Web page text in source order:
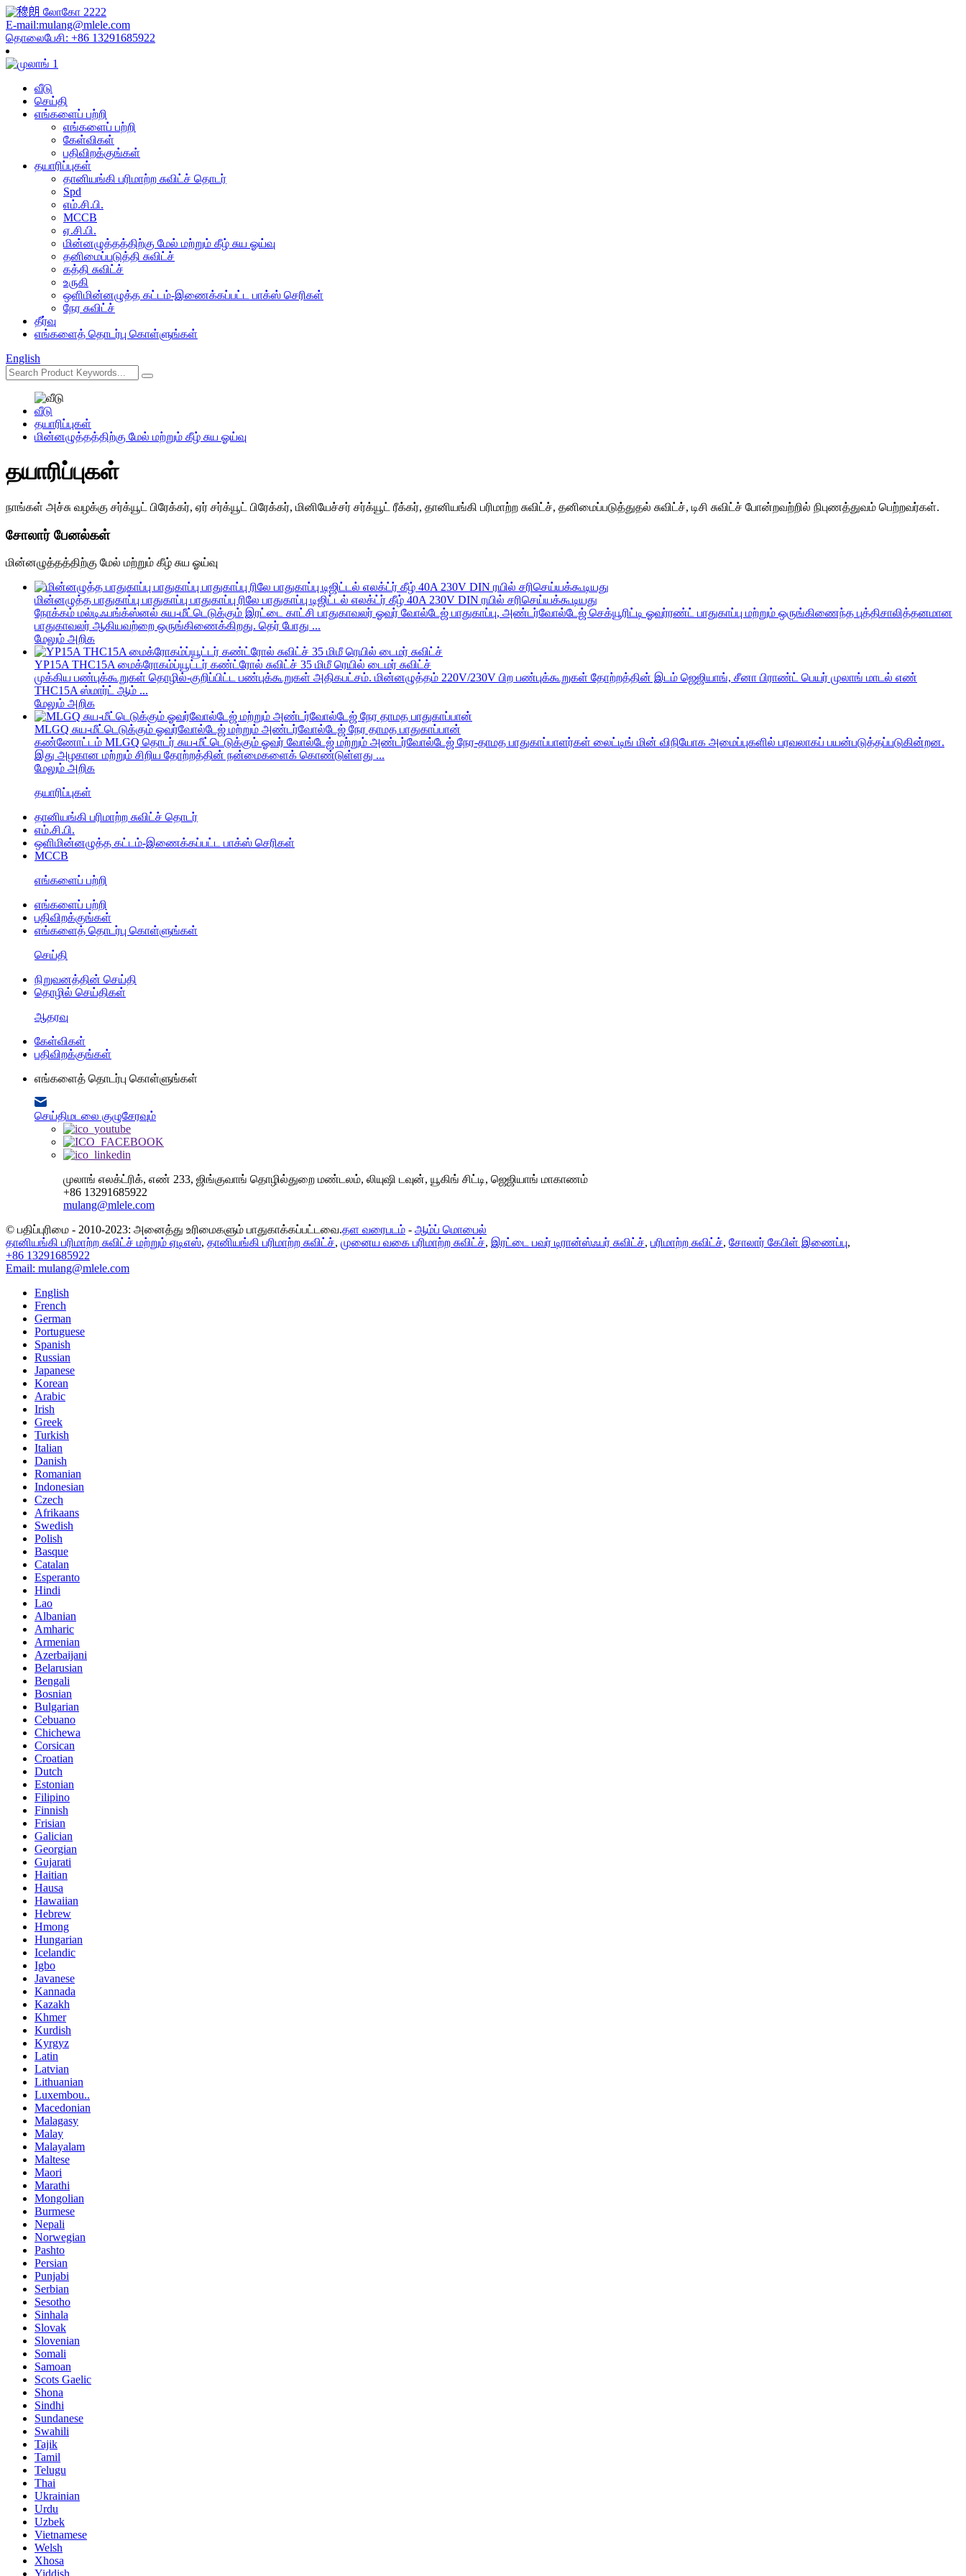
E-mail:mulang@mlele.com
தொலைபேசி: +86 13291685922
வீடு
செய்தி
எங்களைப் பற்றி
எங்களைப் பற்றி
கேள்விகள்
பதிவிறக்குங்கள்
தயாரிப்புகள்
தானியங்கி பரிமாற்ற சுவிட்ச் தொடர்
Spd
எம்.சி.பி.
MCCB
ஏ.சி.பி.
மின்னழுத்தத்திற்கு மேல் மற்றும் கீழ் சுய ஓய்வு
தனிமைப்படுத்தி சுவிட்ச்
கத்தி சுவிட்ச்
உருகி
ஒளிமின்னழுத்த கட்டம்-இணைக்கப்பட்ட பாக்ஸ் செரிகள்
நேர சுவிட்ச்
தீர்வு
எங்களைத் தொடர்பு கொள்ளுங்கள்
English
வீடு
தயாரிப்புகள்
மின்னழுத்தத்திற்கு மேல் மற்றும் கீழ் சுய ஓய்வு
தயாரிப்புகள்
நாங்கள் அச்சு வழக்கு சர்க்யூட் பிரேக்கர், ஏர் சர்க்யூட் பிரேக்கர், மினியேச்சர் சர்க்யூட் ரீக்கர், தானியங்கி பரிமாற்ற சுவிட்ச், தனிமைப்படுத்துதல் சுவிட்ச், டிசி சுவிட்ச் போன்றவற்றில் நிபுணத்துவம் பெற்றவர்கள்.
சோலார் பேனல்கள்
மின்னழுத்தத்திற்கு மேல் மற்றும் கீழ் சுய ஓய்வு
மின்னழுத்த பாதுகாப்பு பாதுகாப்பு பாதுகாப்பு ரிலே பாதுகாப்பு டிஜிட்டல் எலக்ட்ர் கீழ் 40A 230V DIN ரயில் சரிசெய்யக்கூடியது
நோக்கம் மல்டிஃபங்க்ஸ்னல் சுய-மீட்டெடுக்கும் இரட்டை காட்சி பாதுகாவலர் ஓவர் வோல்டேஜ் பாதுகாப்பு, அண்டர்வோல்டேஜ் செக்யூரிட்டி ஓவர்ரண்ட் பாதுகாப்பு மற்றும் ஒருங்கிணைந்த புத்திசாலித்தனமான
பாதுகாவலர் ஆகியவற்றை ஒருங்கிணைக்கிறது. தெர் போது ...
மேலும் அறிக
YP15A THC15A மைக்ரோகம்ப்யூட்டர் கண்ட்ரோல் சுவிட்ச் 35 மிமீ ரெயில் டைமர் சுவிட்ச்
முக்கிய பண்புக்கூறுகள் தொழில்-குறிப்பிட்ட பண்புக்கூறுகள் அதிகபட்சம். மின்னழுத்தம் 220V/230V பிற பண்புக்கூறுகள் தோற்றத்தின் இடம் ஜெஜியாங், சீனா பிராண்ட் பெயர் முலாங் மாடல் எண்
THC15A ஸ்மார்ட் ஆம் ...
மேலும் அறிக
MLGQ சுய-மீட்டெடுக்கும் ஓவர்வோல்டேஜ் மற்றும் அண்டர்வோல்டேஜ் நேர தாமத பாதுகாப்பான்
கண்ணோட்டம் MLGQ தொடர் சுய-மீட்டெடுக்கும் ஓவர் வோல்டேஜ் மற்றும் அண்டர்வோல்டேஜ் நேர-தாமத பாதுகாப்பாளர்கள் லைட்டிங் மின் விநியோக அமைப்புகளில் பரவலாகப் பயன்படுத்தப்படுகின்றன.
இது அழகான மற்றும் சிறிய தோற்றத்தின் நன்மைகளைக் கொண்டுள்ளது ...
மேலும் அறிக
தயாரிப்புகள்
தானியங்கி பரிமாற்ற சுவிட்ச் தொடர்
எம்.சி.பி.
ஒளிமின்னழுத்த கட்டம்-இணைக்கப்பட்ட பாக்ஸ் செரிகள்
MCCB
எங்களைப் பற்றி
எங்களைப் பற்றி
பதிவிறக்குங்கள்
எங்களைத் தொடர்பு கொள்ளுங்கள்
செய்தி
நிறுவனத்தின் செய்தி
தொழில் செய்திகள்
ஆதரவு
கேள்விகள்
பதிவிறக்குங்கள்
எங்களைத் தொடர்பு கொள்ளுங்கள்
செய்திமடலை குழுசேரவும்
முலாங் எலக்ட்ரிக், எண் 233, ஜிங்குவாங் தொழில்துறை மண்டலம், லியுஷி டவுன், யூகிங் சிட்டி, ஜெஜியாங் மாகாணம்
+86 13291685922
mulang@mlele.com
© பதிப்புரிமை - 2010-2023: அனைத்து உரிமைகளும் பாதுகாக்கப்பட்டவை.தள வரைபடம் - ஆம்ப் மொபைல்
தானியங்கி பரிமாற்ற சுவிட்ச் மற்றும் ஏடிஎஸ், தானியங்கி பரிமாற்ற சுவிட்ச், முனைய வகை பரிமாற்ற சுவிட்ச், இரட்டை பவர் டிரான்ஸ்ஃபர் சுவிட்ச், பரிமாற்ற சுவிட்ச், சோலார் கேபிள் இணைப்பு,
+86 13291685922
Email: mulang@mlele.com
English
French
German
Portuguese
Spanish
Russian
Japanese
Korean
Arabic
Irish
Greek
Turkish
Italian
Danish
Romanian
Indonesian
Czech
Afrikaans
Swedish
Polish
Basque
Catalan
Esperanto
Hindi
Lao
Albanian
Amharic
Armenian
Azerbaijani
Belarusian
Bengali
Bosnian
Bulgarian
Cebuano
Chichewa
Corsican
Croatian
Dutch
Estonian
Filipino
Finnish
Frisian
Galician
Georgian
Gujarati
Haitian
Hausa
Hawaiian
Hebrew
Hmong
Hungarian
Icelandic
Igbo
Javanese
Kannada
Kazakh
Khmer
Kurdish
Kyrgyz
Latin
Latvian
Lithuanian
Luxembou..
Macedonian
Malagasy
Malay
Malayalam
Maltese
Maori
Marathi
Mongolian
Burmese
Nepali
Norwegian
Pashto
Persian
Punjabi
Serbian
Sesotho
Sinhala
Slovak
Slovenian
Somali
Samoan
Scots Gaelic
Shona
Sindhi
Sundanese
Swahili
Tajik
Tamil
Telugu
Thai
Ukrainian
Urdu
Uzbek
Vietnamese
Welsh
Xhosa